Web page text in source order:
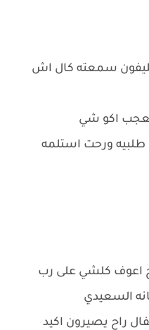
سمعته كال اش
اكو شي
ورحت استلمه
اعوف كلشي على رب
السعيدي
راح يصيرون اكيد